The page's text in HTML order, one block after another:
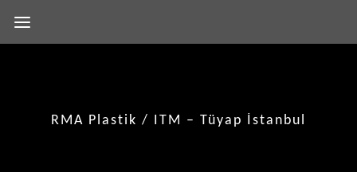
RMA Plastik / ITM – Tüyap İstanbul